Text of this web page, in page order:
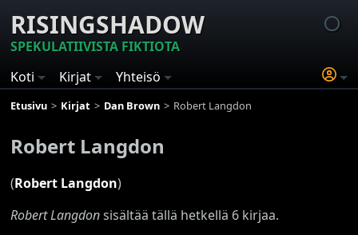
RISINGSHADOW
SPEKULATIIVISTA FIKTIOTA
Koti
Kirjat Yhteisö
Etusivu Kirjat Dan Brown Robert Langdon
Robert Langdon
(Robert Langdon)
Robert Langdonsisältää tällä hetkellä 6 kirjaa.